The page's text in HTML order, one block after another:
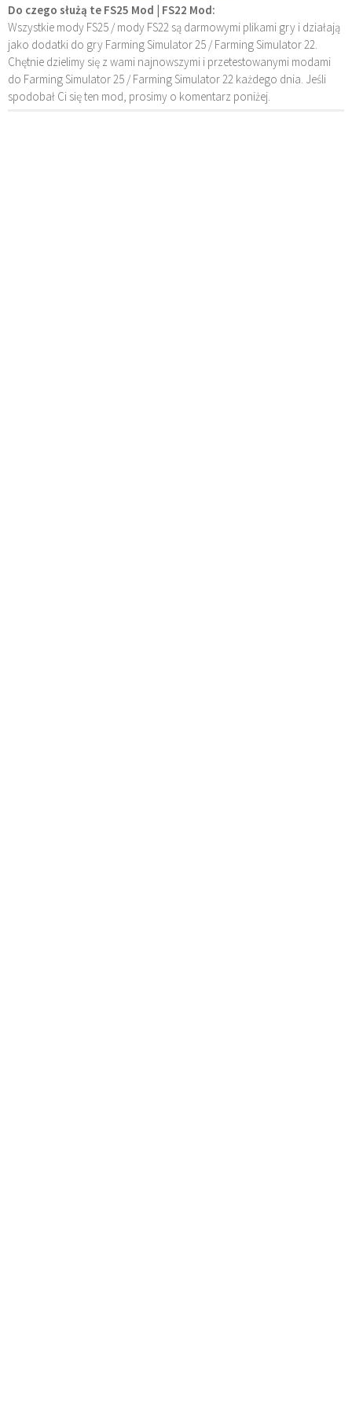
Do czego służą te FS25 Mod | FS22 Mod:
Wszystkie mody FS25 / mody FS22 są darmowymi plikami gry i działają
jako dodatki do gry Farming Simulator 25 / Farming Simulator 22.
Chętnie dzielimy się z wami najnowszymi i przetestowanymi modami
do Farming Simulator 25 / Farming Simulator 22 każdego dnia. Jeśli
spodobał Ci się ten mod, prosimy o komentarz poniżej.